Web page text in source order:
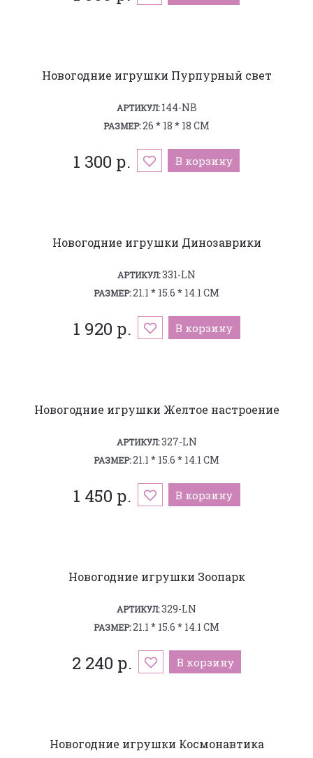
Новогодние игрушки Пурпурный свет
АРТИКУЛ:144-NB
РАЗМЕР:26 * 18 * 18 СМ
1 300 р. В корзину
Новогодние игрушки Динозаврики
АРТИКУЛ:331-LN
РАЗМЕР:21.1 * 15.6 * 14.1 СМ
1 920 р. В корзину
Новогодние игрушки Желтое настроение
АРТИКУЛ:327-LN
РАЗМЕР:21.1 * 15.6 * 14.1 СМ
1 450 р. В корзину
Новогодние игрушки Зоопарк
АРТИКУЛ:329-LN
РАЗМЕР:21.1 * 15.6 * 14.1 СМ
2 240 р. В корзину
Новогодние игрушки Космонавтика